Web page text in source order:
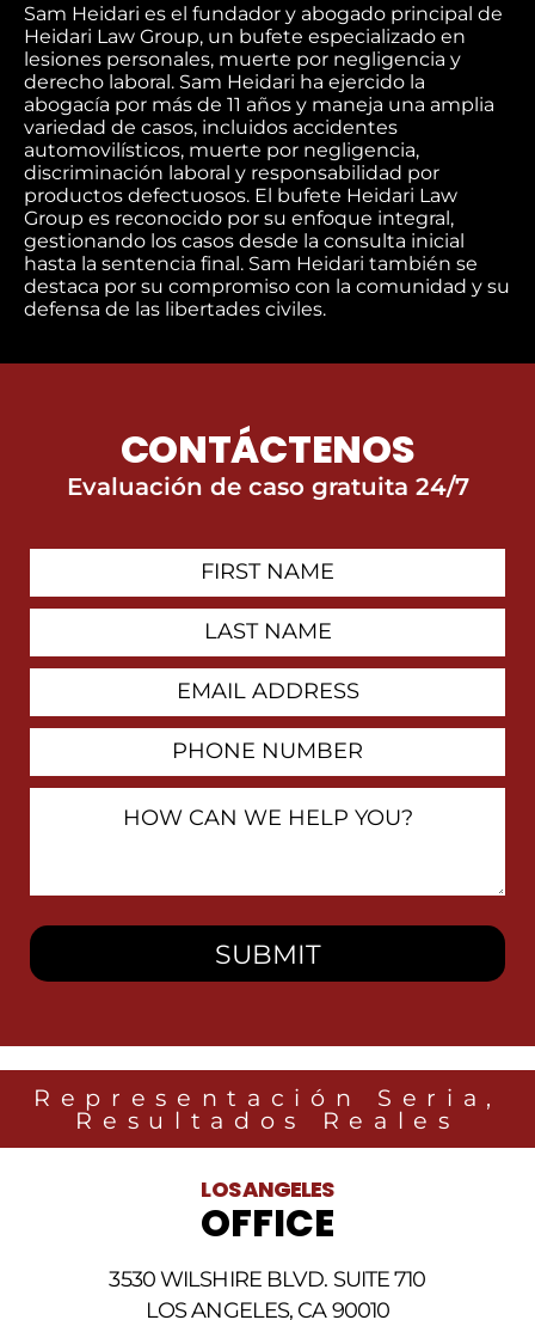
Sam Heidari es el fundador y abogado principal de
Heidari Law Group, un bufete especializado en
lesiones personales, muerte por negligencia y
derecho laboral. Sam Heidari ha ejercido la
abogacía por más de 11 años y maneja una amplia
variedad de casos, incluidos accidentes
automovilísticos, muerte por negligencia,
discriminación laboral y responsabilidad por
productos defectuosos. El bufete Heidari Law
Group es reconocido por su enfoque integral,
gestionando los casos desde la consulta inicial
hasta la sentencia final. Sam Heidari también se
destaca por su compromiso con la comunidad y su
defensa de las libertades civiles.
CONTÁCTENOS
Evaluación de caso gratuita 24/7
You?
Representación Seria,
Resultados Reales
LOS ANGELES
OFFICE
3530 WILSHIRE BLVD. SUITE 710
LOS ANGELES, CA 90010